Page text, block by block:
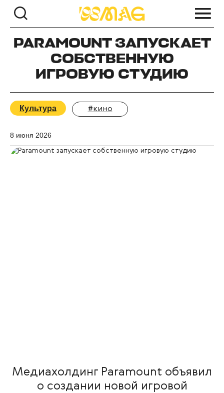
PARAMOUNT ЗАПУСКАЕТ
СОБСТВЕННУЮ
ИГРОВУЮ СТУДИЮ
Культура #кино
8 июня 2026
Медиахолдинг Paramount объявил
о создании новой игровой